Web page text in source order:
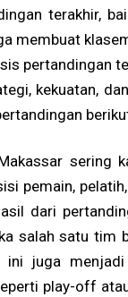
terakhir,
membuat
pertandingan
kekuatan,
sering
pemain,
dari
salah satu tim
juga
play-off